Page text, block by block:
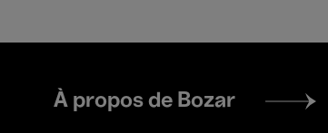
Footer
menu
À propos de Bozar